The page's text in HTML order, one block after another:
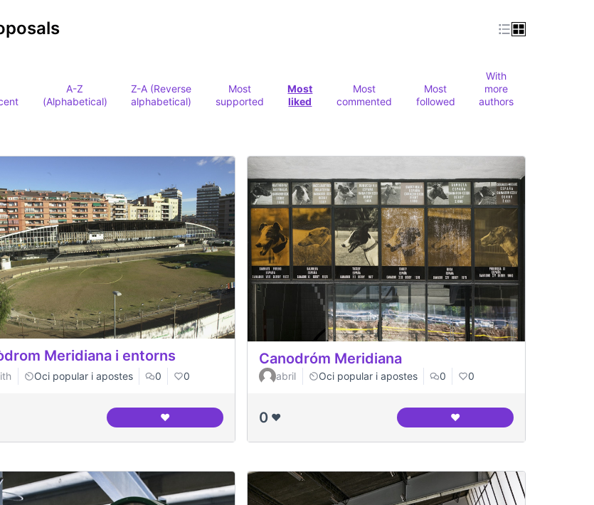
A-Z
(Alphabetical)
Z-A (Reverse
alphabetical)
Most
supported
Most
liked
Most
commented
Most
followed
With
more
authors
Meridiana i entorns
Oci popular i apostes 0 0
❤️Canòdrom Meridiana i entorns
Canodróm Meridiana
abril Oci popular i apostes 0 0
0 ❤️ ❤️Canodróm Meridiana